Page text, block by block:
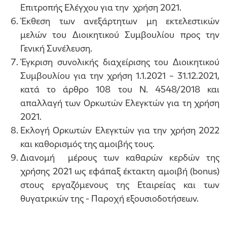
Επιτροπής Ελέγχου για την χρήση 2021.
Έκθεση των ανεξάρτητων μη εκτελεστικών
μελών του Διοικητικού Συμβουλίου προς την
Γενική Συνέλευση.
Έγκριση συνολικής διαχείρισης του Διοικητικού
Συμβουλίου για την χρήση 1.1.2021 – 31.12.2021,
κατά το άρθρο 108 του Ν. 4548/2018 και
απαλλαγή των Ορκωτών Ελεγκτών για τη χρήση
2021.
Εκλογή Ορκωτών Ελεγκτών για την χρήση 2022
και καθορισμός της αμοιβής τους.
Διανομή μέρους των καθαρών κερδών της
χρήσης 2021 ως εφάπαξ έκτακτη αμοιβή (bonus)
στους εργαζόμενους της Εταιρείας και των
θυγατρικών της - Παροχή εξουσιοδοτήσεων.